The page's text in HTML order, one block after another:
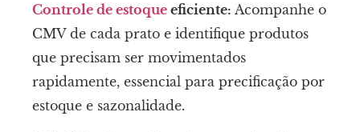
Controle de estoque eficiente: Acompanhe o
CMV de cada prato e identifique produtos
que precisam ser movimentados
rapidamente, essencial para precificação por
estoque e sazonalidade.